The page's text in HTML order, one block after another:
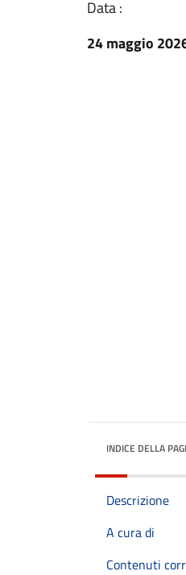
Data :
24 maggio
INDICE DELLA
Descrizione
A cura di
Contenuti